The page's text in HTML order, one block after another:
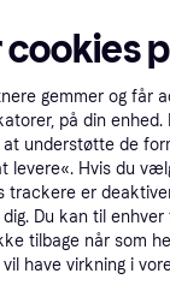
gemmer og får
på din
at understøtte de
levere«. Hvis du
trackere er
Du kan til
tilbage når som
vil have virkning i